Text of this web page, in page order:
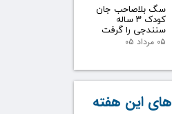
سگ بلاصاحب جان
کودک ۳ ساله
سنندجی را گرفت
۰۵ مرداد ۰۵
این هفته